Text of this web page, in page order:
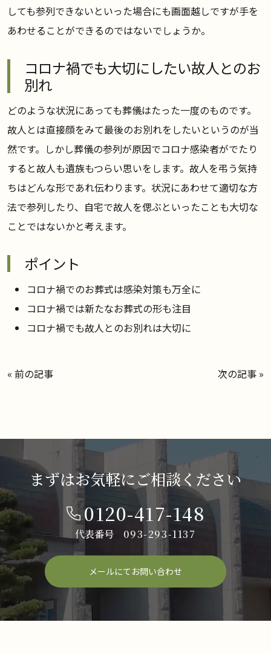
しても参列できないといった場合にも画面越しですが手を
あわせることができるのではないでしょうか。
コロナ禍でも大切にしたい故人とのお
別れ
どのような状況にあっても葬儀はたった一度のものです。
故人とは直接顔をみて最後のお別れをしたいというのが当
然です。しかし葬儀の参列が原因でコロナ感染者がでたり
すると故人も遺族もつらい思いをします。故人を弔う気持
ちはどんな形であれ伝わります。状況にあわせて適切な方
法で参列したり、自宅で故人を偲ぶといったことも大切な
ことではないかと考えます。
ポイント
コロナ禍でのお葬式は感染対策も万全に
コロナ禍では新たなお葬式の形も注目
コロナ禍でも故人とのお別れは大切に
« 前の記事 次の記事 »
まずはお気軽にご相談ください
0120-417-148
代表番号 093-293-1137
メールにてお問い合わせ